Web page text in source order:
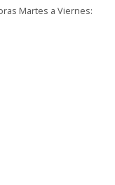
Martes a Viernes: